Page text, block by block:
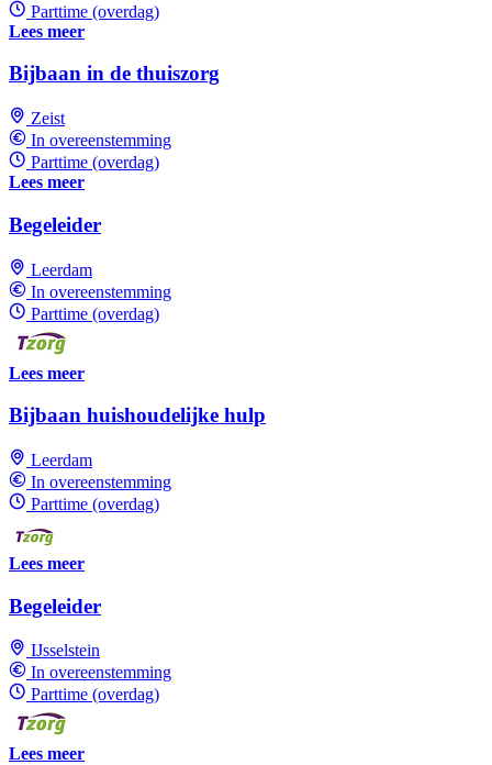
Parttime (overdag)
Lees meer
Bijbaan in de thuiszorg
Zeist
In overeenstemming
Parttime (overdag)
Lees meer
Begeleider
Leerdam
In overeenstemming
Parttime (overdag)
Lees meer
Bijbaan huishoudelijke hulp
Leerdam
In overeenstemming
Parttime (overdag)
Lees meer
Begeleider
IJsselstein
In overeenstemming
Parttime (overdag)
Lees meer